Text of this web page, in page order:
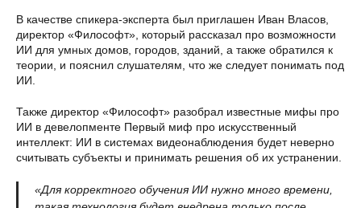
В качестве спикера-эксперта был приглашен Иван Власов,
директор «Философт», который рассказал про возможности
ИИ для умных домов, городов, зданий, а также обратился к
теории, и пояснил слушателям, что же следует понимать под
ИИ.
Также директор «Философт» разобрал известные мифы про
ИИ в девелопменте Первый миф про искусственный
интеллект: ИИ в системах видеонаблюдения будет неверно
считывать субъекты и принимать решения об их устранении.
«Для корректного обучения ИИ нужно много времени,